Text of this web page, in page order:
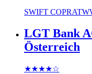
SWIFT
LGT Bank
Österreich
★★★★☆